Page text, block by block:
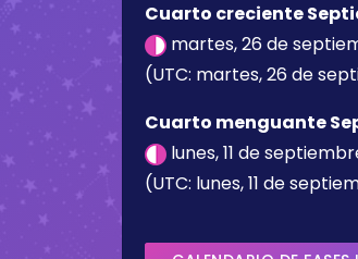
Cuarto creciente
martes, 26 de
(UTC: martes, 26 de
Cuarto menguante
lunes, 11 de
(UTC: lunes, 11 de